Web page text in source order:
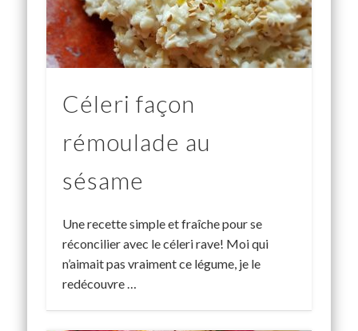
Céleri façon
rémoulade au
sésame
Une recette simple et fraîche pour se
réconcilier avec le céleri rave! Moi qui
n’aimait pas vraiment ce légume, je le
redécouvre …